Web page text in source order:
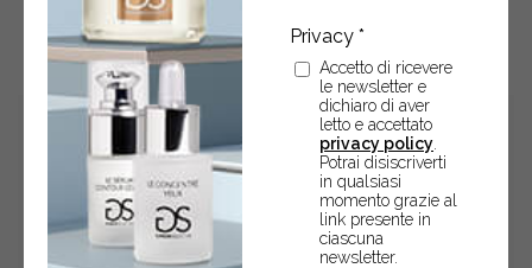
Accetto di ricevere
le newsletter e
dichiaro di aver
letto e accettato
privacy policy
Potrai disiscriverti
in qualsiasi
momento grazie al
link presente in
ciascuna
newsletter.
Déodorant
Vitalité
•
Aloe
quantity
-